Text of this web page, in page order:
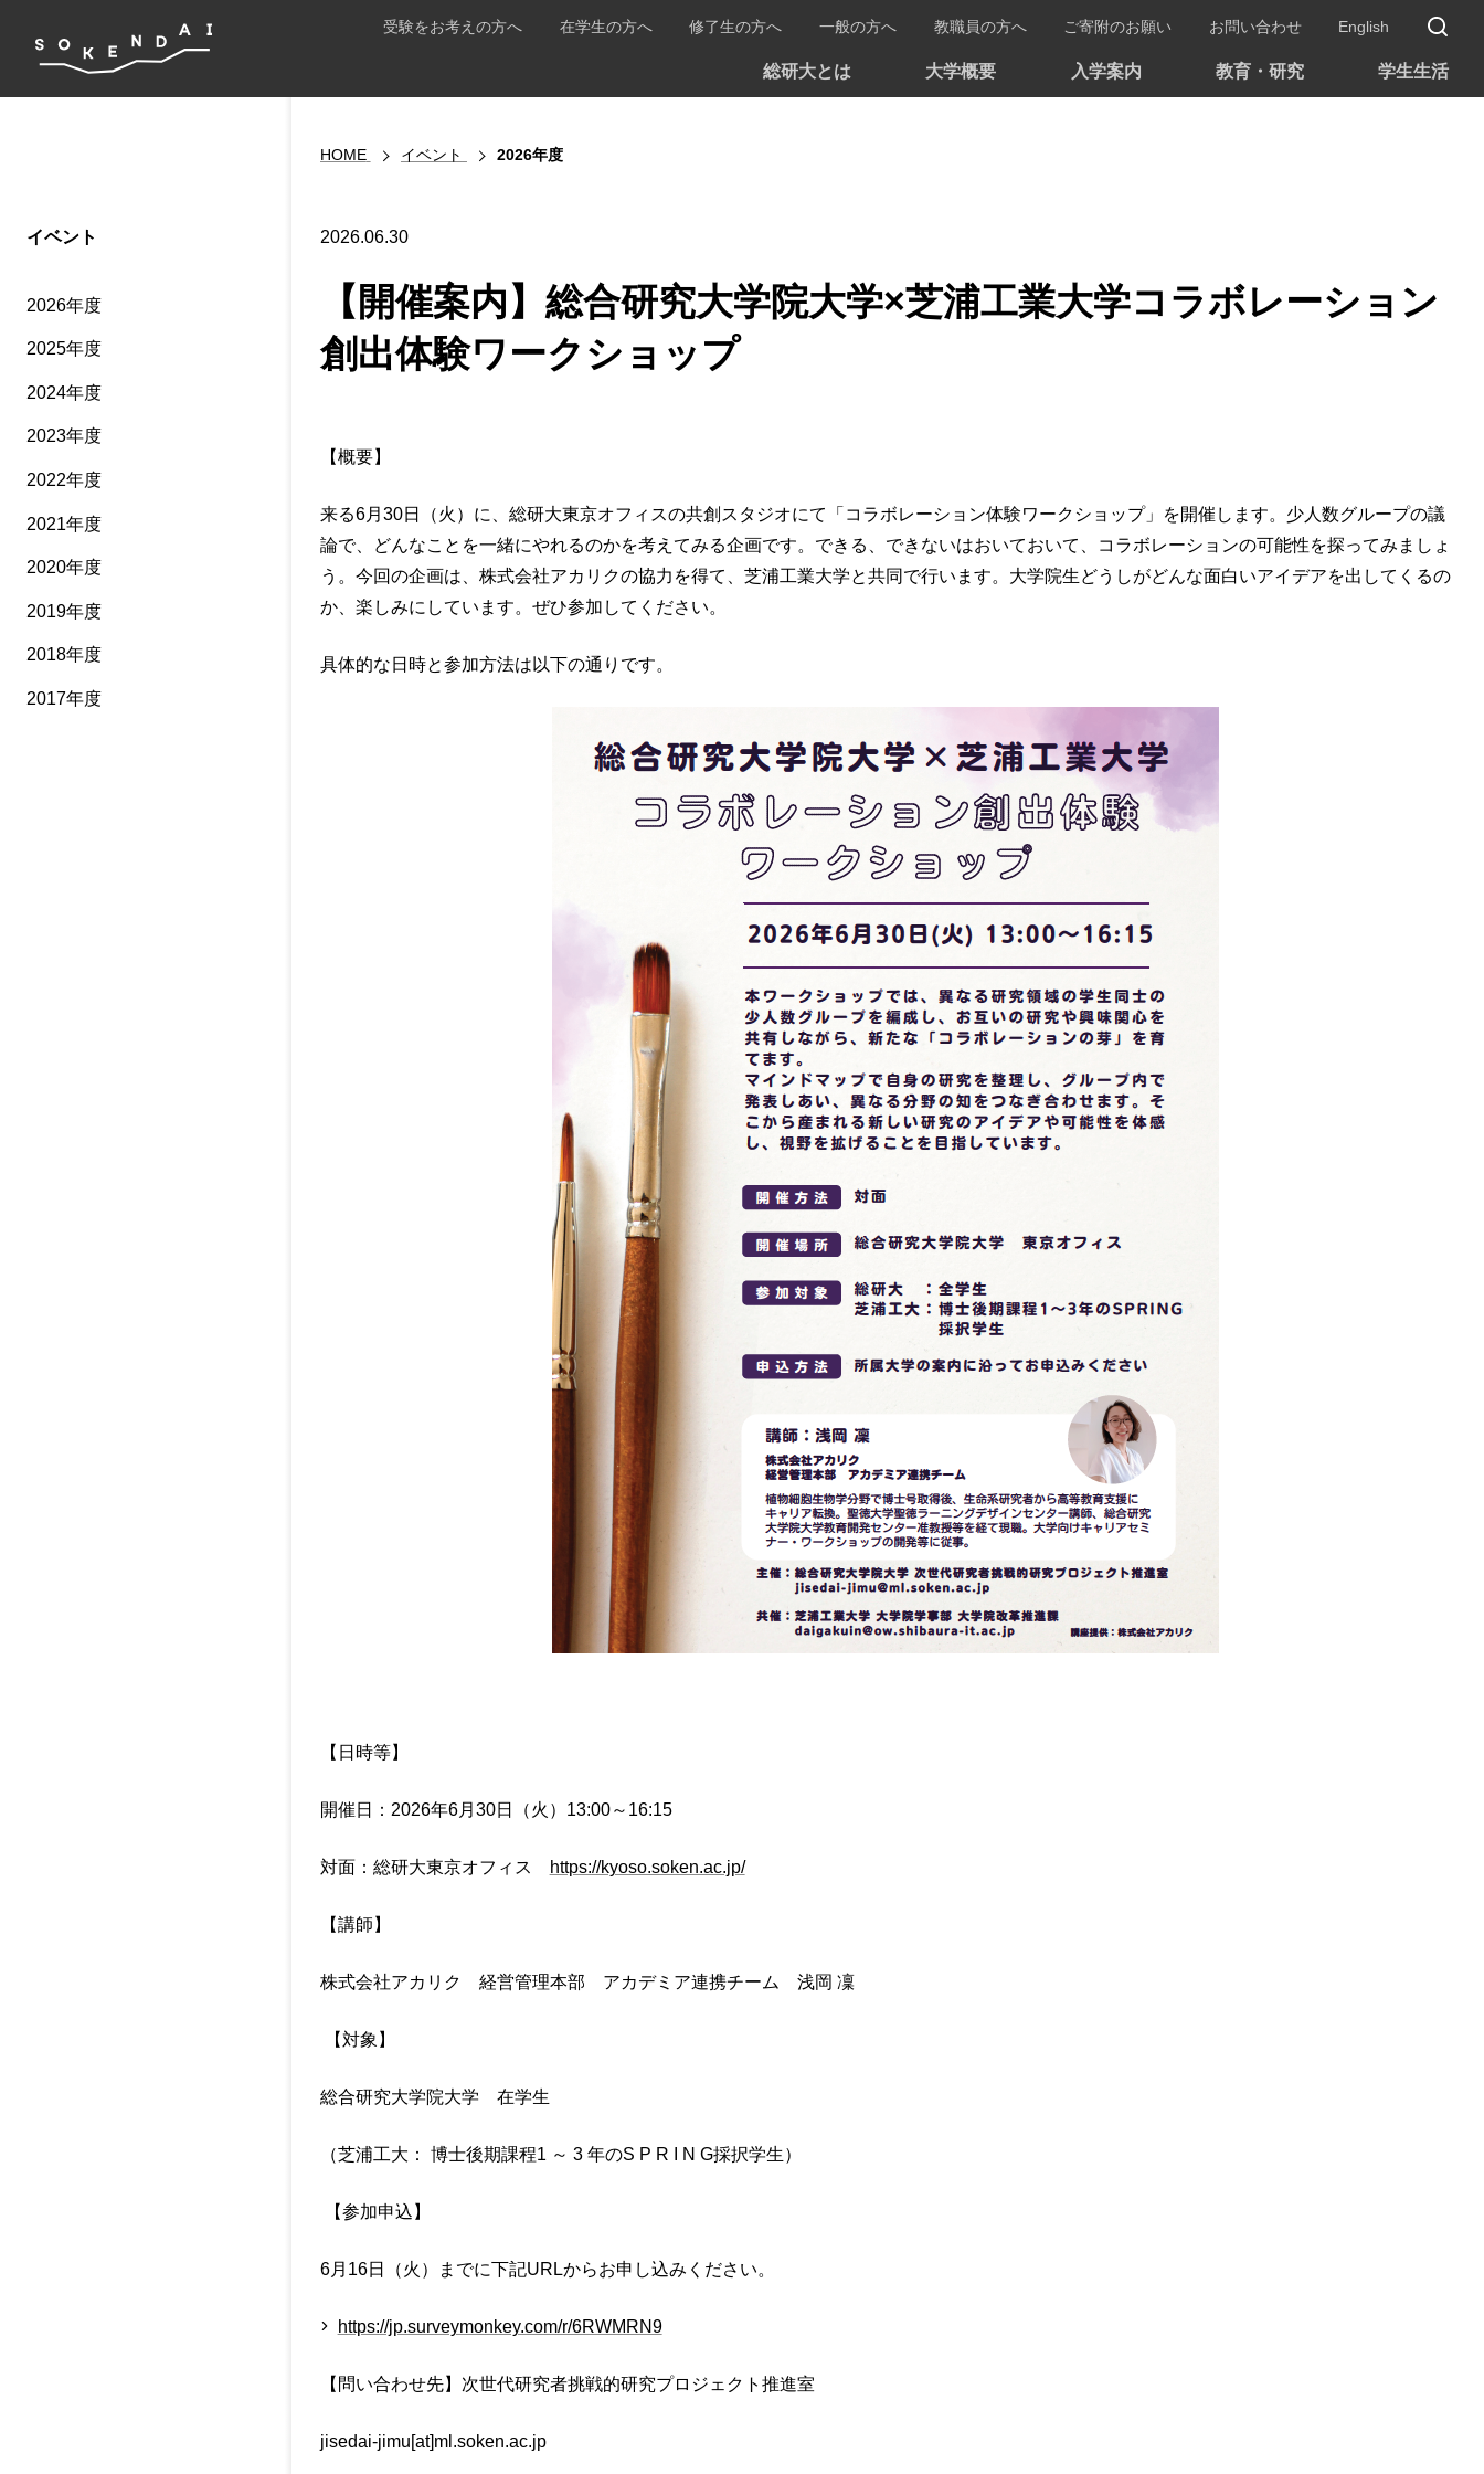
総研大とは 大学概要 入学案内 教育・研究 学生生活
受験をお考えの方へ 在学生の方へ 修了生の方へ 一般の方へ 教職員の方へ ご寄附のお願い お問い合わせ English
HOME イベント 2026年度
2026.06.30
【開催案内】総合研究大学院大学×芝浦工業大学コラボレーション
創出体験ワークショップ
【概要】
来る6月30日（火）に、総研大東京オフィスの共創スタジオにて「コラボレーション体験ワークショップ」を開催します。少人数グループの議
論で、どんなことを一緒にやれるのかを考えてみる企画です。できる、できないはおいておいて、コラボレーションの可能性を探ってみましょ
う。今回の企画は、株式会社アカリクの協力を得て、芝浦工業大学と共同で行います。大学院生どうしがどんな面白いアイデアを出してくるの
か、楽しみにしています。ぜひ参加してください。
具体的な日時と参加方法は以下の通りです。
【日時等】
開催日：2026年6月30日（火）13:00～16:15
対面：総研大東京オフィス https://kyoso.soken.ac.jp/
【講師】
株式会社アカリク 経営管理本部 アカデミア連携チーム 浅岡 凜
【対象】
総合研究大学院大学 在学生
（芝浦工大： 博士後期課程1 ～ 3 年のS P R I N G採択学生）
【参加申込】
6月16日（火）までに下記URLからお申し込みください。
https://jp.surveymonkey.com/r/6RWMRN9
【問い合わせ先】次世代研究者挑戦的研究プロジェクト推進室
jisedai-jimu[at]ml.soken.ac.jp
イベント
2026年度
2025年度
2024年度
2023年度
2022年度
2021年度
2020年度
2019年度
2018年度
2017年度